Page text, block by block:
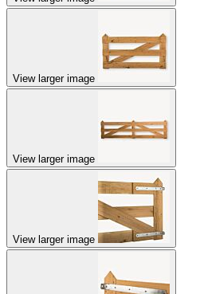
View larger image
View larger image
View larger image